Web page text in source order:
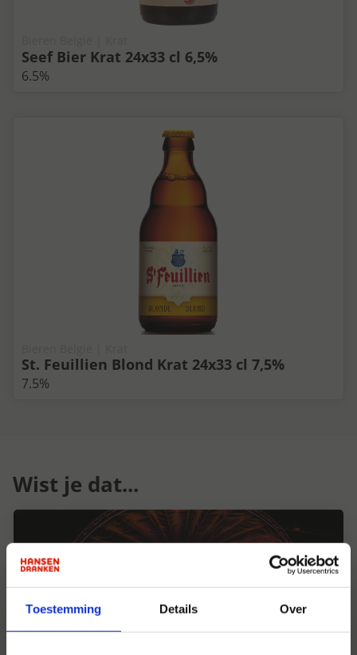
Toestemming Details Over
Seef Bier Krat 24x33 cl 6,5%
6.5%
St. Feuillien Blond Krat 24x33 cl 7,5%
7.5%
Wist je dat...